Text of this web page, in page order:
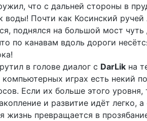
что с дальней стороны в
Почти как Косинский ручей
поднялся на большой мост
по канавам вдоль дороги
в голове диалог с DarLik на
играх есть некий
Если их больше этого уровня,
и развитие идёт легко,
жизнь превращается в